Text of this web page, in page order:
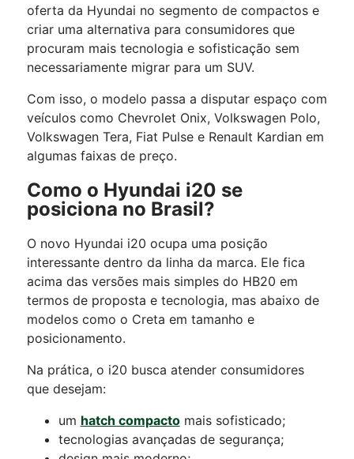
oferta da Hyundai no segmento de compactos e
criar uma alternativa para consumidores que
procuram mais tecnologia e sofisticação sem
necessariamente migrar para um SUV.
Com isso, o modelo passa a disputar espaço com
veículos como Chevrolet Onix, Volkswagen Polo,
Volkswagen Tera, Fiat Pulse e Renault Kardian em
algumas faixas de preço.
Como o Hyundai i20 se
posiciona no Brasil?
O novo Hyundai i20 ocupa uma posição
interessante dentro da linha da marca. Ele fica
acima das versões mais simples do HB20 em
termos de proposta e tecnologia, mas abaixo de
modelos como o Creta em tamanho e
posicionamento.
Na prática, o i20 busca atender consumidores
que desejam:
um hatch compactomais sofisticado;
tecnologias avançadas de segurança;